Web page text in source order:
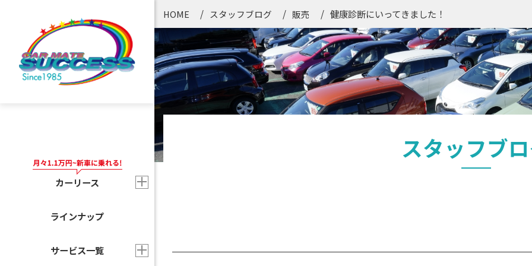
カーリース
ラインナップ
サービス一覧
HOME スタッフブログ 販売 健康診断にいってきました！
スタッフブ